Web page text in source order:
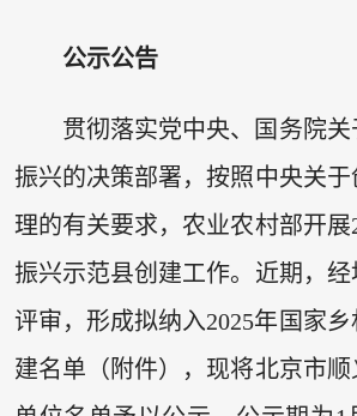
公示公告
贯彻落实党中央、国务院
振兴的决策部署，按照中央关
理的有关要求，农业农村部开展
振兴示范县创建工作。近期，
评审，形成拟纳入2025年国家乡
建名单（附件），现将北京市顺